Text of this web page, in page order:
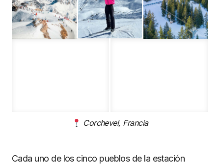
Corchevel, Francia
Cada uno de los cinco pueblos de la estación